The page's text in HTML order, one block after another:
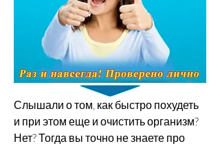
Слышали о том, как быстро похудеть
и при этом еще и очистить организм?
Нет? Тогда вы точно не знаете про